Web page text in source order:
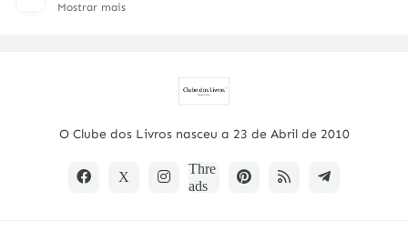
Mostrar mais
O Clube dos Livros nasceu a 23 de Abril de 2010